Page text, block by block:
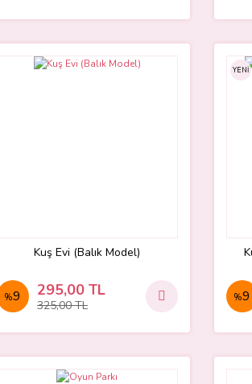
Kuş Evi (Balık Model)
%9 295,00 TL
325,00 TL
YENİ
%9